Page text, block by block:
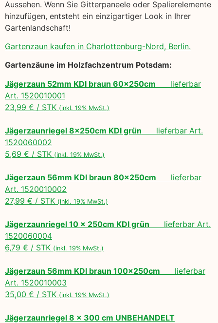
Aussehen. Wenn Sie Gitterpaneele oder Spalierelemente
hinzufügen, entsteht ein einzigartiger Look in Ihrer
Gartenlandschaft!
Gartenzaun kaufen in Charlottenburg-Nord, Berlin.
Gartenzäune im Holzfachzentrum Potsdam:
Jägerzaun 52mm KDI braun 60x250cm lieferbar
Art. 1520010001
23,99 € / STK (inkl. 19% MwSt.)
Jägerzaunriegel 8x250cm KDI grün lieferbar Art.
1520060002
5,69 € / STK (inkl. 19% MwSt.)
Jägerzaun 56mm KDI braun 80x250cm lieferbar
Art. 1520010002
27,99 € / STK (inkl. 19% MwSt.)
Jägerzaunriegel 10 x 250cm KDI grün lieferbar Art.
1520060004
6,79 € / STK (inkl. 19% MwSt.)
Jägerzaun 56mm KDI braun 100x250cm lieferbar
Art. 1520010003
35,00 € / STK (inkl. 19% MwSt.)
Jägerzaunriegel 8 x 300 cm UNBEHANDELT